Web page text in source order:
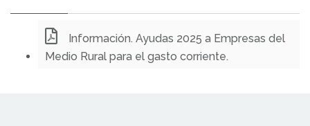
Información. Ayudas 2025 a Empresas del
Medio Rural para el gasto corriente.